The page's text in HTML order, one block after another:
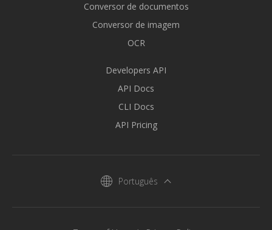
Conversor de documentos
Conversor de imagem
OCR
Developers API
API Docs
CLI Docs
API Pricing
Português